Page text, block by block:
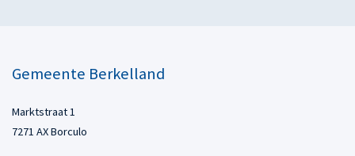
Gemeente Berkelland
Marktstraat 1
7271 AX Borculo